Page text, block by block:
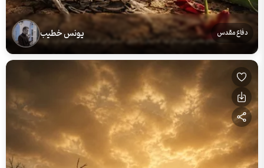
دفاع مقدس یونس خطیب